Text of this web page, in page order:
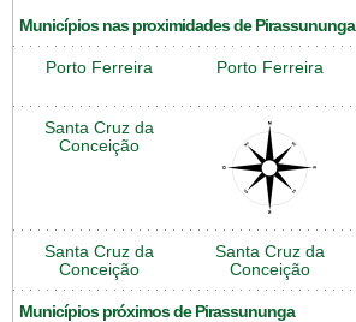
Municípios nas proximidades de Pirassununga
Porto Ferreira Porto Ferreira
Santa Cruz da
Conceição
Santa Cruz da
Conceição
Santa Cruz da
Conceição
Municípios próximos de Pirassununga